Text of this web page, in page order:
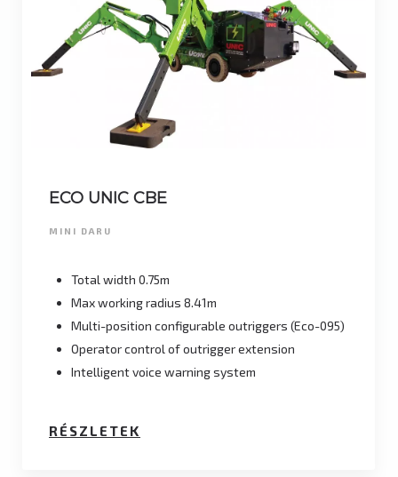
ECO UNIC CBE
MINI DARU
Total width 0.75m
Max working radius 8.41m
Multi-position configurable outriggers (Eco-095)
Operator control of outrigger extension
Intelligent voice warning system
RÉSZLETEK